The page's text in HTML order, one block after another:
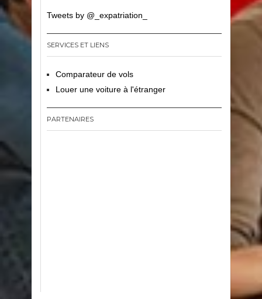
Tweets by @_expatriation_
SERVICES ET LIENS
Comparateur de vols
Louer une voiture à l'étranger
PARTENAIRES